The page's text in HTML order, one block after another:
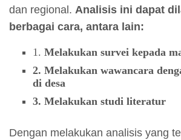
dan regional. Analisis ini dapat
berbagai cara, antara lain:
1. Melakukan survei kepada
2. Melakukan wawancara
di desa
3. Melakukan studi literatur
Dengan melakukan analisis yang